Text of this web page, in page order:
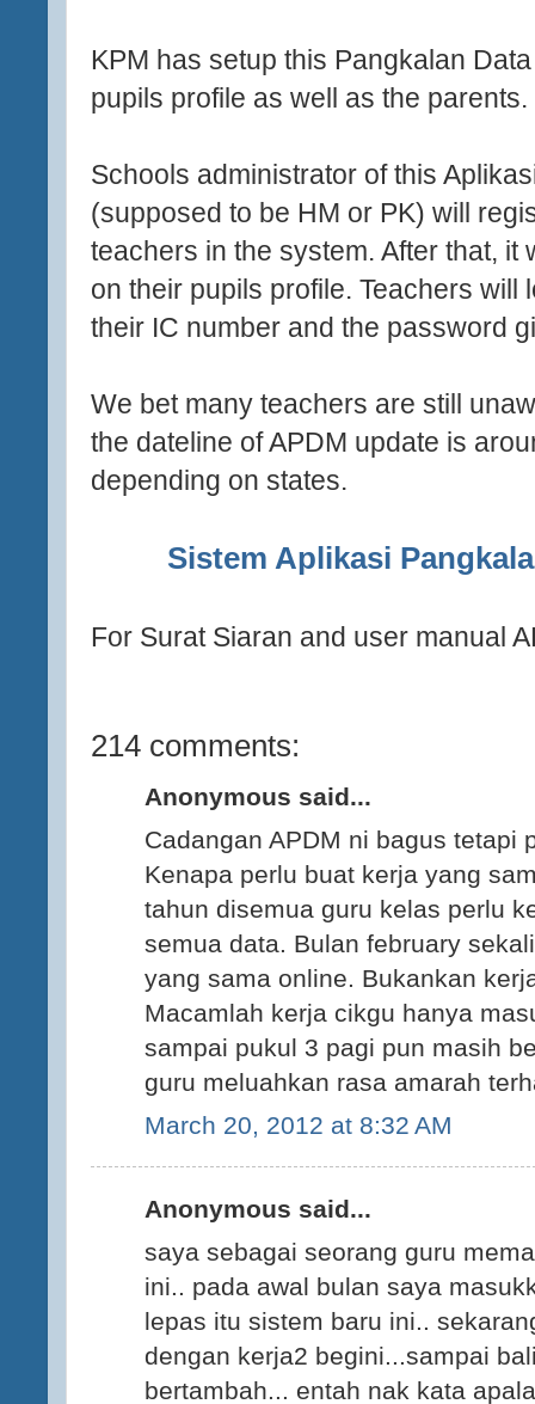
KPM has setup this Pangkalan
pupils profile as well as the parents.
Schools administrator of this
(supposed to be HM or PK) will
teachers in the system. After that,
on their pupils profile. Teachers will
their IC number and the password
We bet many teachers are still
the dateline of APDM update is
depending on states.
Sistem Aplikasi
For Surat Siaran and user manual
214 comments:
Anonymous said...
Cadangan APDM ni bagus tetapi
Kenapa perlu buat kerja yang
tahun disemua guru kelas perlu
semua data. Bulan february
yang sama online. Bukankan
Macamlah kerja cikgu hanya
sampai pukul 3 pagi pun masih
guru meluahkan rasa amarah
March 20, 2012 at 8:32 AM
Anonymous said...
saya sebagai seorang guru
ini.. pada awal bulan saya
lepas itu sistem baru ini..
dengan kerja2 begini...sampai
bertambah... entah nak kata